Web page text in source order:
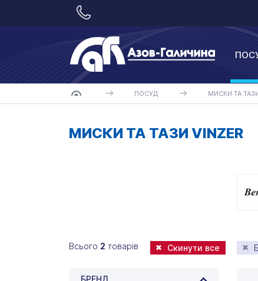
ПОСУД МИСКИ ТА
МИСКИ ТА ТАЗИ VINZER
Всього 2 товарів Скинути все